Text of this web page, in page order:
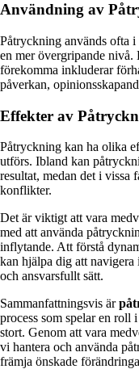
Användning av
Påtryckning används ofta i
en mer övergripande nivå.
förekomma inkluderar
påverkan,
Effekter av
Påtryckning kan ha olika
utförs. Ibland kan
resultat, medan det i vissa
konflikter.
Det är viktigt att vara
med att använda
inflytande. Att förstå
kan hjälpa dig att navigera
och ansvarsfullt sätt.
Sammanfattningsvis är
process som spelar en roll
stort. Genom att vara
vi hantera och använda
främja önskade